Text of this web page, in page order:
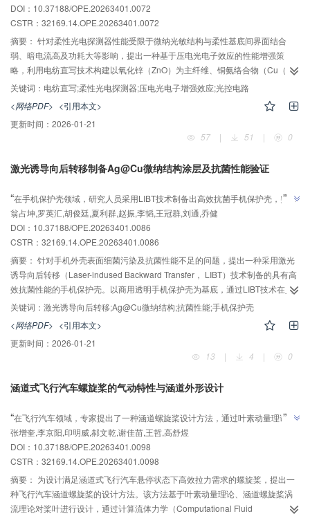
案。
能，为低功耗、高响应的柔性光电探测系统提供了新思路。
DOI：10.37188/OPE.20263401.0072
CSTR： 32169.14.OPE.20263401.0072
摘要： 针对柔性光电探测器性能受限于微纳光敏结构与柔性基底间界面结合
弱、暗电流高及功耗大等影响，提出一种基于压电光电子效应的性能增强策
略，利用电纺直写技术构建以氧化锌（ZnO）为主纤维、铜氨络合物（Cu（NH
3））（CN）为辅助调控纤维的双组分体系，制备高度可控的ZnO@（Cu（NH
）（CN）多层纳米纤维堆叠结构。该结构显著增强了纤维间的界面耦合稳定
性，并利用堆叠界面产生的压电光电子效应在接触界面引入非对称势垒与内建
电场，抑制热激发电子迁移，将器件暗电流降低至1.12×10
功耗。通过合理调控堆叠层数（5~25层），实现器件阈值电压在6~20 V内可
探测器响应度达13.3 A/W，响应时间与恢复时间分别为11 ms和9 ms，表现出
微观电场调控与光电转换效率提升方面具有显著优势，在低功耗、高响应的柔
性光电探测系统中具有重要应用潜力，为下一代柔性光电器件的设计提供了新
思路。
关键词： 电纺直写;柔性光电探测器;压电光电子增强效应;光控电路
<网络PDF> <引用本文>
更新时间： 2026-01-21
57
| 51 | 0
激光诱导向后转移制备Ag@Cu微纳结构涂层及抗菌性能验证
“在手机保护壳领域，研究人员采用LIBT技术制备出高效抗菌手机保护壳，突破
了传统技术局限，为抗菌表面设计与制造提供新参考。”
”
翁占坤,罗英汇,胡俊廷,夏利群,赵振,李韬,王冠群,刘通,乔健
DOI：10.37188/OPE.20263401.0086
CSTR： 32169.14.OPE.20263401.0086
摘要： 针对手机外壳表面细菌污染及抗菌性能不足的问题，提出一种采用激光
诱导向后转移（Laser-indused Backward Transfer， LIBT）技术制备的具有高
效抗菌性能的手机保护壳。以商用透明手机保护壳为基底，通过LIBT技术在其
表面成功构筑了Ag@Cu微纳复合抗菌涂层。实验结果表明，激光功率与微结构
涂层元素含量呈正相关，Ag@Cu元素质量占比随功率提升而增加，大气环境下
即可实现高效制备，工艺简便且成本可控。微结构涂层对革兰氏阳性（金黄色
葡萄球菌）和阴性（大肠杆菌）菌株均表现出显著抑制效果，当激光功率≥16
W时，抗菌率突破99.99%，Cu元素质量占比提升直接增强了抗菌效能。本工作
准调控，适用于规模化生产，为新型抗菌表面的设计与制造提供了参考。
关键词： 激光诱导向后转移;Ag@Cu微纳结构;抗菌性能;手机保护壳
<网络PDF> <引用本文>
更新时间： 2026-01-21
13
| 4 | 0
涵道式飞行汽车螺旋桨的气动特性与涵道外形设计
“在飞行汽车领域，专家提出了一种涵道螺旋桨设计方法，通过叶素动量理论结
合CFD修正，提升了悬停状态下的拉力和效率，为飞行汽车推进系统设计提供
技术支撑。”
”
张增奎,李京阳,印明威,郝文乾,谢佳苗,王哲,高舒煜
DOI：10.37188/OPE.20263401.0098
CSTR： 32169.14.OPE.20263401.0098
摘要： 为设计满足涵道式飞行汽车悬停状态下高效拉力需求的螺旋桨，提出一
种飞行汽车涵道螺旋桨的设计方法。该方法基于叶素动量理论、涵道螺旋桨涡
流理论对桨叶进行设计，通过计算流体力学（Computational Fluid